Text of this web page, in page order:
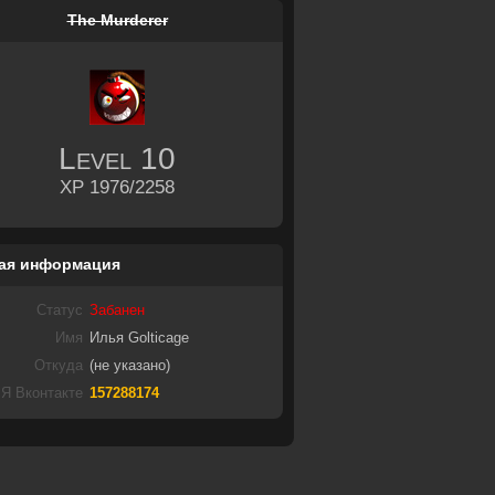
The Murderer
Level 10
XP 1976/2258
информация
Статус Забанен
Имя
Илья Golticage
Откуда (не указано)
Я Вконтакте 157288174